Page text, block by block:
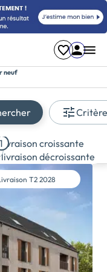
neuf
1
croissante
décroissante
T2 2028